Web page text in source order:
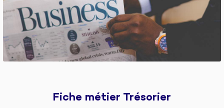
Fiche métier Trésorier